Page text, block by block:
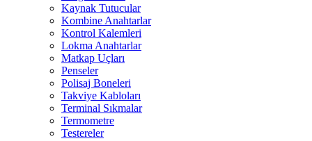
Kaynak Tutucular
Kombine Anahtarlar
Kontrol Kalemleri
Lokma Anahtarlar
Matkap Uçları
Penseler
Polisaj Boneleri
Takviye Kabloları
Terminal Sıkmalar
Termometre
Testereler